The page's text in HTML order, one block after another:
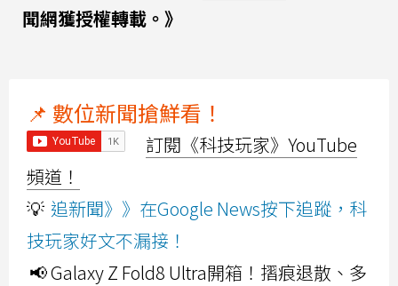
聞網獲授權轉載。》
📌 數位新聞搶鮮看！
訂閱《科技玩家》YouTube
頻道！
💡 追新聞》》在Google News按下追蹤，科
技玩家好文不漏接！
📢 Galaxy Z Fold8 Ultra開箱！摺痕退散、多